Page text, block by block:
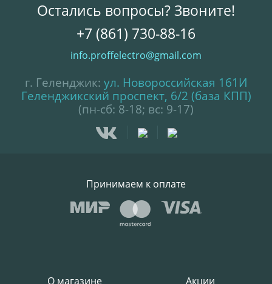
О магазине Акции
Остались вопросы? Звоните!
+7 (861) 730-88-16
info.proffelectro@gmail.com
г. Геленджик: ул. Новороссийская 161И
Геленджикский проспект, 6/2 (база КПП)
(пн-сб: 8-18; вс: 9-17)
Принимаем к оплате